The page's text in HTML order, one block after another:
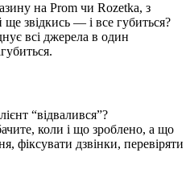
на Prom чи Rozetka, з
звідкись — і все губиться?
всі джерела в один
“відвалився”?
коли і що зроблено, а що
фіксувати дзвінки, перевіряти